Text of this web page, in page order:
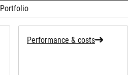
Portfolio
Performance & costs